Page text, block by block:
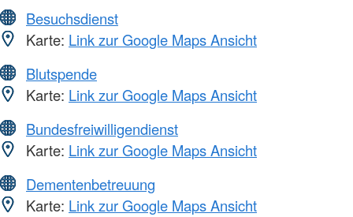
Besuchsdienst
Karte: Link zur Google Maps Ansicht
Blutspende
Karte: Link zur Google Maps Ansicht
Bundesfreiwilligendienst
Karte: Link zur Google Maps Ansicht
Dementenbetreuung
Karte: Link zur Google Maps Ansicht